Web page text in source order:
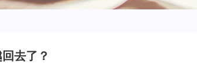
去了？